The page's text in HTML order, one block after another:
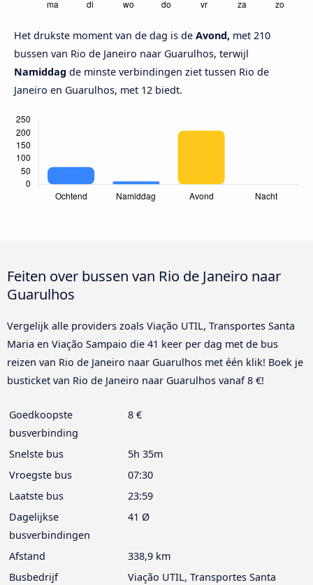
Het drukste moment van de dag is de Avond, met 210
bussen van Rio de Janeiro naar Guarulhos, terwijl
Namiddag de minste verbindingen ziet tussen Rio de
Janeiro en Guarulhos, met 12 biedt.
Feiten over bussen van Rio de Janeiro naar
Guarulhos
Vergelijk alle providers zoals Viação UTIL, Transportes Santa
Maria en Viação Sampaio die 41 keer per dag met de bus
reizen van Rio de Janeiro naar Guarulhos met één klik! Boek je
busticket van Rio de Janeiro naar Guarulhos vanaf 8 €!
Goedkoopste
busverbinding
8 €
Snelste bus
5h 35m
Vroegste bus
07:30
Laatste bus
23:59
Dagelijkse
busverbindingen
41 Ø
Afstand
338,9 km
Busbedrijf
Viação UTIL, Transportes Santa